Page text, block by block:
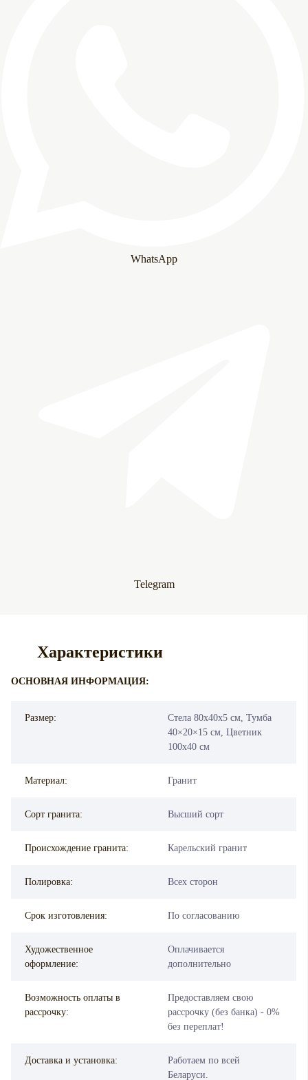
WhatsApp
Telegram
Характеристики
ОСНОВНАЯ ИНФОРМАЦИЯ:
Размер:
Стела 80х40х5 см, Тумба
40×20×15 см, Цветник
100х40 см
Материал: Гранит
Сорт гранита: Высший сорт
Происхождение гранита: Карельский гранит
Полировка: Всех сторон
Срок изготовления: По согласованию
Художественное
оформление:
Оплачивается
дополнительно
Возможность оплаты в
рассрочку:
Предоставляем свою
рассрочку (без банка) - 0%
без переплат!
Доставка и установка:
Работаем по всей
Беларуси.